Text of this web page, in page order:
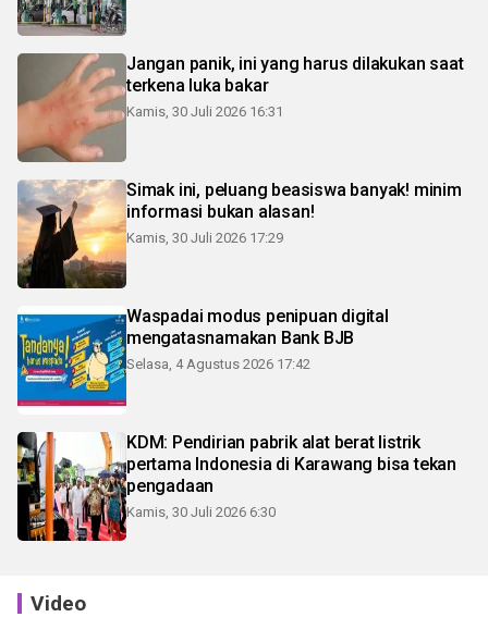
Jangan panik, ini yang harus dilakukan saat
terkena luka bakar
Kamis, 30 Juli 2026 16:31
Simak ini, peluang beasiswa banyak! minim
informasi bukan alasan!
Kamis, 30 Juli 2026 17:29
Waspadai modus penipuan digital
mengatasnamakan Bank BJB
Selasa, 4 Agustus 2026 17:42
KDM: Pendirian pabrik alat berat listrik
pertama Indonesia di Karawang bisa tekan
pengadaan
Kamis, 30 Juli 2026 6:30
Video